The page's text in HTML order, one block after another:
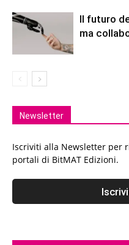
Il futuro
ma
Newsletter
Iscriviti alla Newsletter per
portali di BitMAT Edizioni.